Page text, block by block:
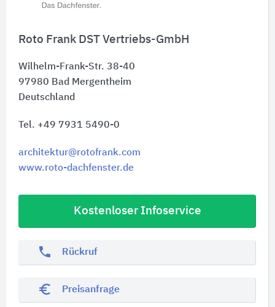
Roto Frank DST Vertriebs-GmbH
Wilhelm-Frank-Str. 38-40
97980 Bad Mergentheim
Deutschland
Tel. +49 7931 5490-0
architektur@rotofrank.com
www.roto-dachfenster.de
Kostenloser Infoservice
phone Rückruf
euro_symbol Preisanfrage